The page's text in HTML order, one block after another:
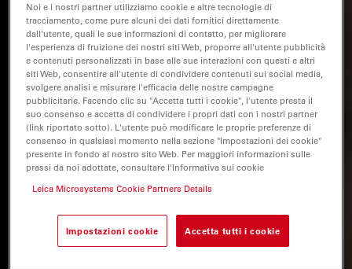
Noi e i nostri partner utilizziamo cookie e altre tecnologie di
tracciamento, come pure alcuni dei dati fornitici direttamente
dall'utente, quali le sue informazioni di contatto, per migliorare
l'esperienza di fruizione dei nostri siti Web, proporre all'utente pubblicità
e contenuti personalizzati in base alle sue interazioni con questi e altri
siti Web, consentire all'utente di condividere contenuti sui social media,
svolgere analisi e misurare l'efficacia delle nostre campagne
pubblicitarie. Facendo clic su "Accetta tutti i cookie", l'utente presta il
suo consenso e accetta di condividere i propri dati con i nostri partner
(link riportato sotto). L'utente può modificare le proprie preferenze di
consenso in qualsiasi momento nella sezione "Impostazioni dei cookie"
presente in fondo al nostro sito Web. Per maggiori informazioni sulle
prassi da noi adottate, consultare l'Informativa sui cookie
Leica Microsystems Cookie Partners Details
Impostazioni cookie Accetta tutti i cookie